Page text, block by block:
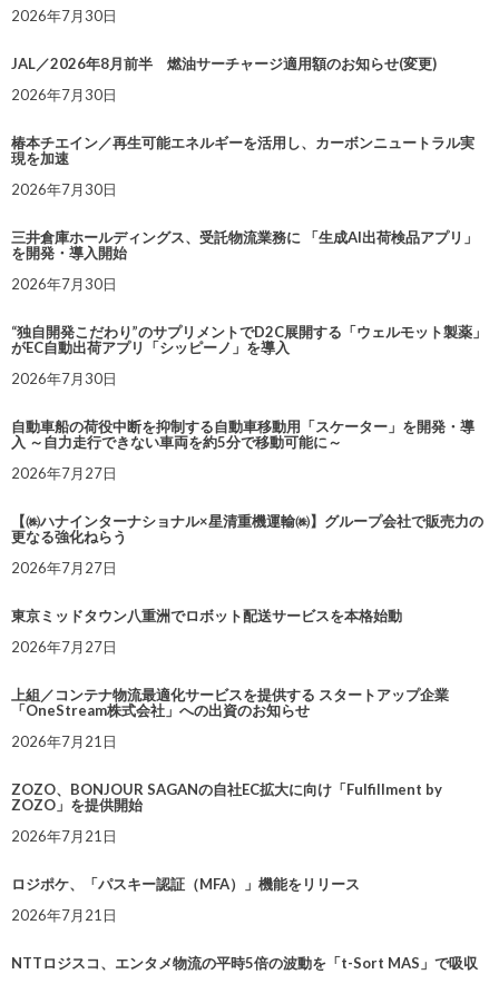
2026年7月30日
JAL／2026年8月前半 燃油サーチャージ適用額のお知らせ(変更)
2026年7月30日
椿本チエイン／再生可能エネルギーを活用し、カーボンニュートラル実
現を加速
2026年7月30日
三井倉庫ホールディングス、受託物流業務に 「生成AI出荷検品アプリ」
を開発・導入開始
2026年7月30日
“独自開発こだわり”のサプリメントでD2C展開する「ウェルモット製薬」
がEC自動出荷アプリ「シッピーノ」を導入
2026年7月30日
自動車船の荷役中断を抑制する自動車移動用「スケーター」を開発・導
入 ～自力走行できない車両を約5分で移動可能に～
2026年7月27日
【㈱ハナインターナショナル×星清重機運輸㈱】グループ会社で販売力の
更なる強化ねらう
2026年7月27日
東京ミッドタウン八重洲でロボット配送サービスを本格始動
2026年7月27日
上組／コンテナ物流最適化サービスを提供する スタートアップ企業
「OneStream株式会社」への出資のお知らせ
2026年7月21日
ZOZO、BONJOUR SAGANの自社EC拡大に向け「Fulfillment by
ZOZO」を提供開始
2026年7月21日
ロジポケ、「パスキー認証（MFA）」機能をリリース
2026年7月21日
NTTロジスコ、エンタメ物流の平時5倍の波動を「t-Sort MAS」で吸収